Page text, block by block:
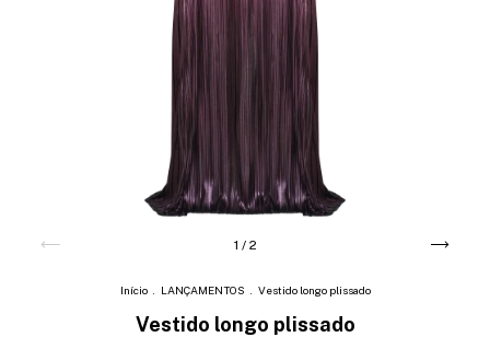
1 / 2
Início LANÇAMENTOS Vestido longo plissado
Vestido longo plissado